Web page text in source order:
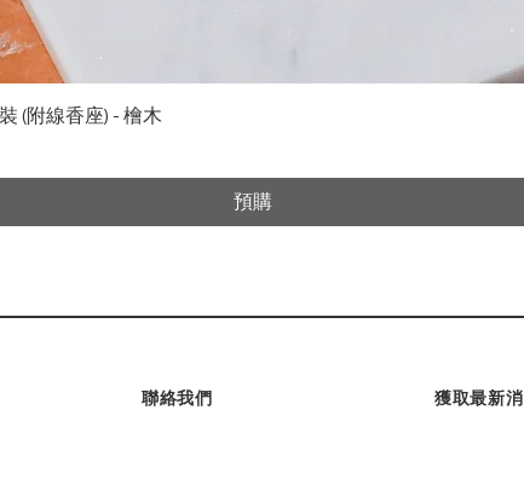
(附線香座) - 檜木
預購
聯絡我們 獲取最新